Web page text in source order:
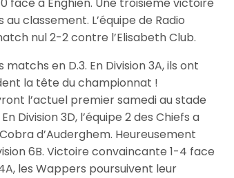
classement. L’équipe de Radio
nul 2-2 contre l’Elisabeth Club.
en D.3. En Division 3A, ils ont
la tête du championnat !
l’actuel premier samedi au stade
Division 3D, l’équipe 2 des Chiefs a
d’Auderghem. Heureusement
6B. Victoire convaincante 1-4 face
les Wappers poursuivent leur